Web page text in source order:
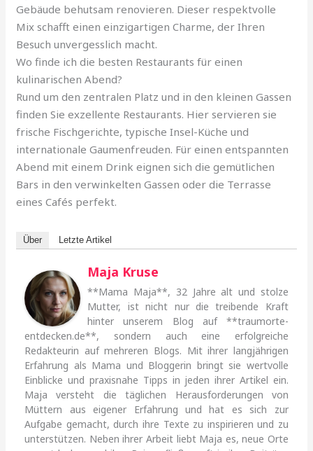
Gebäude behutsam renovieren. Dieser respektvolle
Mix schafft einen einzigartigen Charme, der Ihren
Besuch unvergesslich macht.
Wo finde ich die besten Restaurants für einen
kulinarischen Abend?
Rund um den zentralen Platz und in den kleinen Gassen
finden Sie exzellente Restaurants. Hier servieren sie
frische Fischgerichte, typische Insel-Küche und
internationale Gaumenfreuden. Für einen entspannten
Abend mit einem Drink eignen sich die gemütlichen
Bars in den verwinkelten Gassen oder die Terrasse
eines Cafés perfekt.
Über Letzte Artikel
Maja Kruse
**Mama Maja**, 32 Jahre alt und stolze
Mutter, ist nicht nur die treibende Kraft
hinter unserem Blog auf **traumorte-
entdecken.de**, sondern auch eine erfolgreiche
Redakteurin auf mehreren Blogs. Mit ihrer langjährigen
Erfahrung als Mama und Bloggerin bringt sie wertvolle
Einblicke und praxisnahe Tipps in jeden ihrer Artikel ein.
Maja versteht die täglichen Herausforderungen von
Müttern aus eigener Erfahrung und hat es sich zur
Aufgabe gemacht, durch ihre Texte zu inspirieren und zu
unterstützen. Neben ihrer Arbeit liebt Maja es, neue Orte